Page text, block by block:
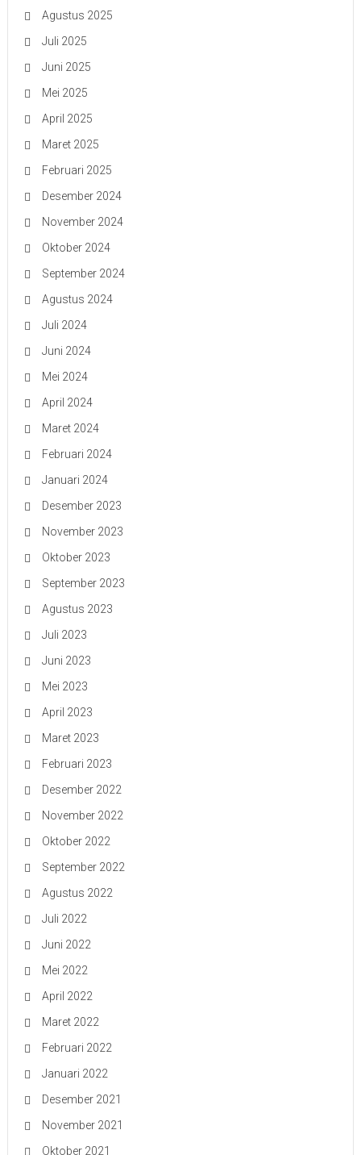
Agustus 2025
Juli 2025
Juni 2025
Mei 2025
April 2025
Maret 2025
Februari 2025
Desember 2024
November 2024
Oktober 2024
September 2024
Agustus 2024
Juli 2024
Juni 2024
Mei 2024
April 2024
Maret 2024
Februari 2024
Januari 2024
Desember 2023
November 2023
Oktober 2023
September 2023
Agustus 2023
Juli 2023
Juni 2023
Mei 2023
April 2023
Maret 2023
Februari 2023
Desember 2022
November 2022
Oktober 2022
September 2022
Agustus 2022
Juli 2022
Juni 2022
Mei 2022
April 2022
Maret 2022
Februari 2022
Januari 2022
Desember 2021
November 2021
Oktober 2021